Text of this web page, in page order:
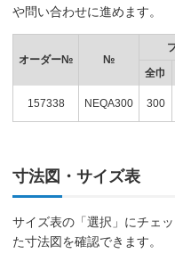
や問い合わせに進めます。
オーダー№ №
全巾
157338 NEQA300 300
寸法図・サイズ表
サイズ表の「選択」にチェ
た寸法図を確認できます。